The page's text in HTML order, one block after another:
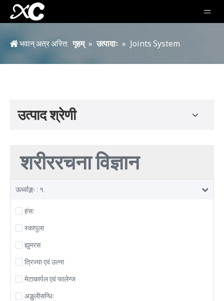
भवान् अत्र अस्ति: गृहम्‌ » उत्पादाः » Joints System
उत्पाद श्रेणी
शरीररचना विज्ञान
ऊर्ध्वाङ्गः : १.
हंसः
स्कापुला
ह्युमरस
त्रिज्या एवं उल्ना
मेटाकार्पल एवं फालेन्ज
अङ्गुलीसन्धिः